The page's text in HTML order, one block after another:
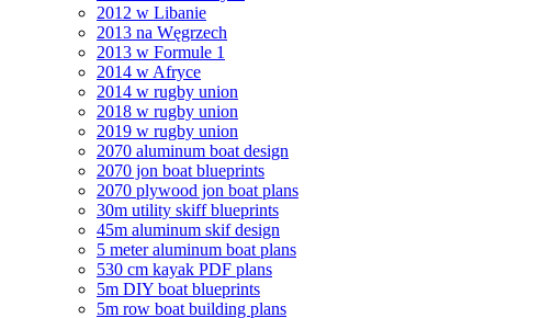
2012 w Libanie
2013 na Węgrzech
2013 w Formule 1
2014 w Afryce
2014 w rugby union
2018 w rugby union
2019 w rugby union
2070 aluminum boat design
2070 jon boat blueprints
2070 plywood jon boat plans
30m utility skiff blueprints
45m aluminum skif design
5 meter aluminum boat plans
530 cm kayak PDF plans
5m DIY boat blueprints
5m row boat building plans